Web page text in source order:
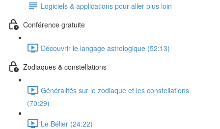
Logiciels & applications pour aller plus loin
Conférence gratuite
Découvrir le langage astrologique (52:13)
Zodiaques & constellations
Généralités sur le zodiaque et les constellations
(70:29)
Le Bélier (24:22)